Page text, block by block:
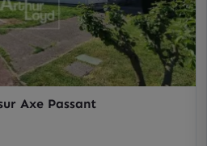
Axe Passant